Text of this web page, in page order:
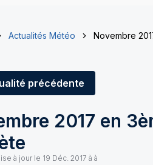
Actualités Météo Novembre
précédente
2017 en
à jour le 19 Déc. 2017 à à